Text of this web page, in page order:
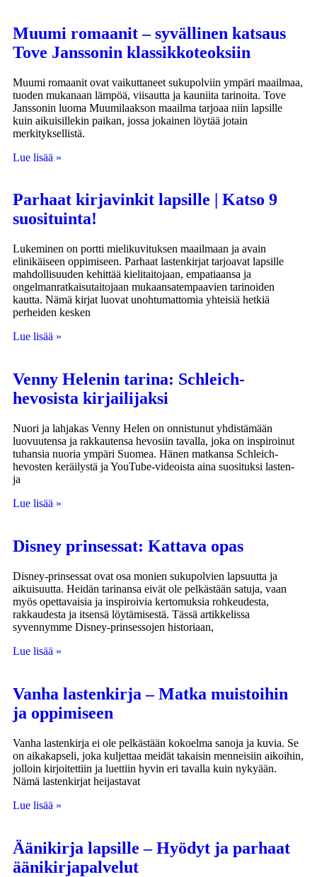
Muumi romaanit – syvällinen katsaus
Tove Janssonin klassikkoteoksiin
Muumi romaanit ovat vaikuttaneet sukupolviin ympäri maailmaa,
tuoden mukanaan lämpöä, viisautta ja kauniita tarinoita. Tove
Janssonin luoma Muumilaakson maailma tarjoaa niin lapsille
kuin aikuisillekin paikan, jossa jokainen löytää jotain
merkityksellistä.
Lue lisää »
Parhaat kirjavinkit lapsille | Katso 9
suosituinta!
Lukeminen on portti mielikuvituksen maailmaan ja avain
elinikäiseen oppimiseen. Parhaat lastenkirjat tarjoavat lapsille
mahdollisuuden kehittää kielitaitojaan, empatiaansa ja
ongelmanratkaisutaitojaan mukaansatempaavien tarinoiden
kautta. Nämä kirjat luovat unohtumattomia yhteisiä hetkiä
perheiden kesken
Lue lisää »
Venny Helenin tarina: Schleich-
hevosista kirjailijaksi
Nuori ja lahjakas Venny Helen on onnistunut yhdistämään
luovuutensa ja rakkautensa hevosiin tavalla, joka on inspiroinut
tuhansia nuoria ympäri Suomea. Hänen matkansa Schleich-
hevosten keräilystä ja YouTube-videoista aina suosituksi lasten-
ja
Lue lisää »
Disney prinsessat: Kattava opas
Disney-prinsessat ovat osa monien sukupolvien lapsuutta ja
aikuisuutta. Heidän tarinansa eivät ole pelkästään satuja, vaan
myös opettavaisia ja inspiroivia kertomuksia rohkeudesta,
rakkaudesta ja itsensä löytämisestä. Tässä artikkelissa
syvennymme Disney-prinsessojen historiaan,
Lue lisää »
Vanha lastenkirja – Matka muistoihin
ja oppimiseen
Vanha lastenkirja ei ole pelkästään kokoelma sanoja ja kuvia. Se
on aikakapseli, joka kuljettaa meidät takaisin menneisiin aikoihin,
jolloin kirjoitettiin ja luettiin hyvin eri tavalla kuin nykyään.
Nämä lastenkirjat heijastavat
Lue lisää »
Äänikirja lapsille – Hyödyt ja parhaat
äänikirjapalvelut